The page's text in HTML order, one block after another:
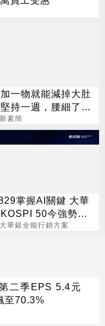
一物就能減掉大肚
持一週，腰細了，
懷疑人生！
素簡
掌握AI關鍵 大華
50今強勢開
華銀全能行銷方案
二季EPS 5.4元
至70.3%